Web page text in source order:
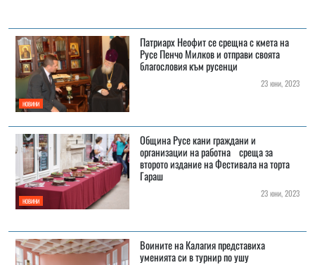
НОВИНИ
Патриарх Неофит се срещна с кмета на
Русе Пенчо Милков и отправи своята
благословия към русенци
23 юни, 2023
НОВИНИ
Община Русе кани граждани и
организации на работна среща за
второто издание на Фестивала на торта
Гараш
23 юни, 2023
Воините на Калагия представиха
уменията си в турнир по ушу